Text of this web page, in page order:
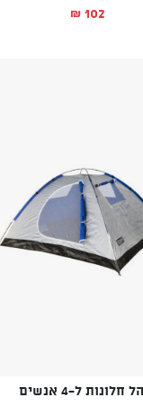
₪ 102
חלונות ל-4 אנשים